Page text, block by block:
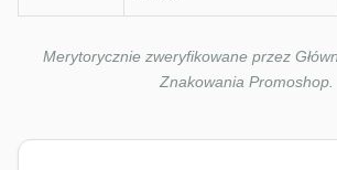
Merytorycznie zweryfikowane przez
Znakowania Promoshop.